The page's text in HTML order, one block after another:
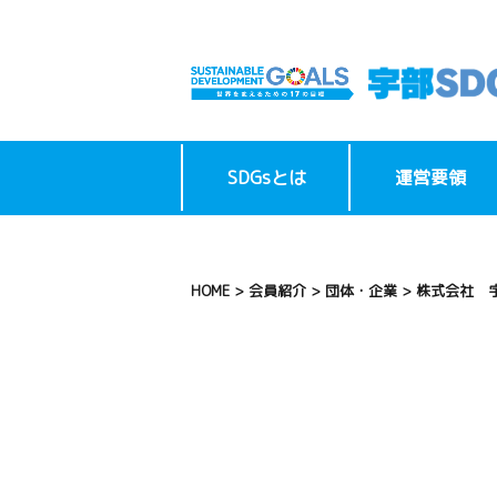
SDGsとは 運営要領
HOME > 会員紹介 > 団体・企業 > 株式会社